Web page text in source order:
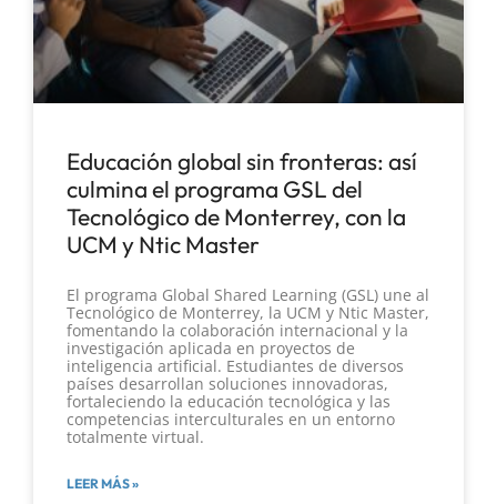
Educación global sin fronteras: así
culmina el programa GSL del
Tecnológico de Monterrey, con la
UCM y Ntic Master
El programa Global Shared Learning (GSL) une al
Tecnológico de Monterrey, la UCM y Ntic Master,
fomentando la colaboración internacional y la
investigación aplicada en proyectos de
inteligencia artificial. Estudiantes de diversos
países desarrollan soluciones innovadoras,
fortaleciendo la educación tecnológica y las
competencias interculturales en un entorno
totalmente virtual.
LEER MÁS »